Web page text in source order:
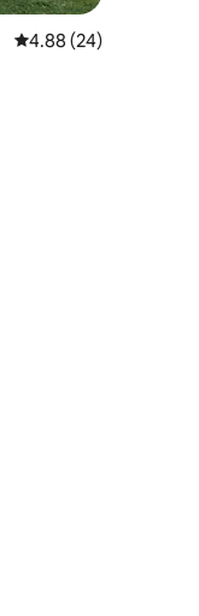
レビュー24件、5つ星
4.88 (24)